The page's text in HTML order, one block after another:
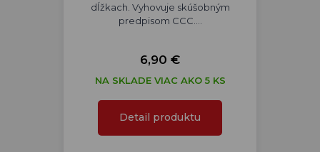
dĺžkach. Vyhovuje skúšobným
predpisom CCC.…
6,90 €
NA SKLADE VIAC AKO 5 KS
Detail produktu